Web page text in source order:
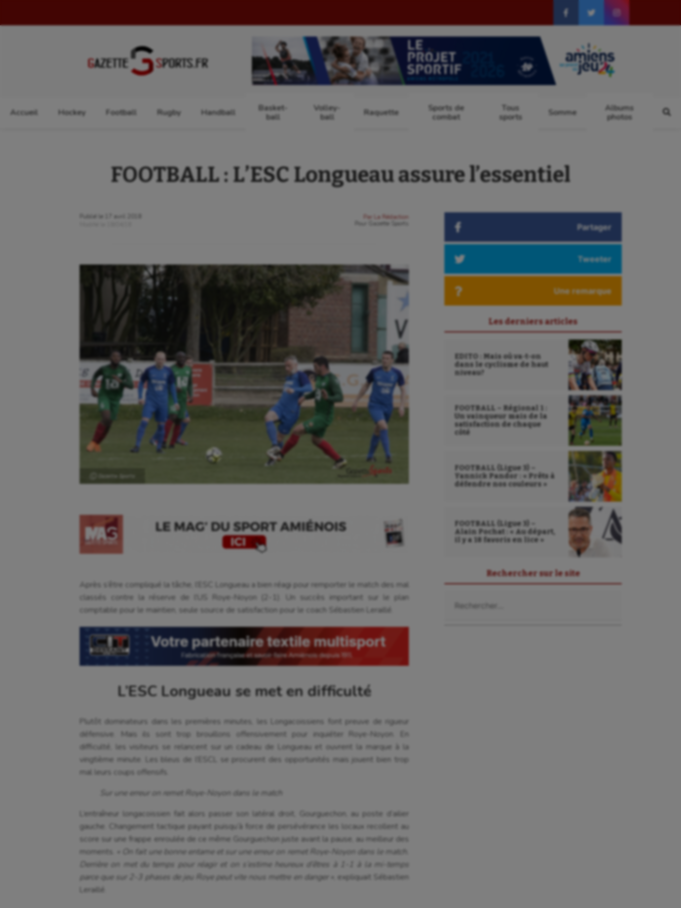
Accueil Hockey Football Rugby Handball
Basket-
ball
Volley-
ball
Raquette
Sports de
combat
Tous
sports
Somme
Albums
photos
FOOTBALL : L’ESC Longueau assure l’essentiel
Publié le
17 avril 2018
Par
La Rédaction
Gazette Sports
Après s’être compliqué la tâche, l’ESC Longueau a bien réagi pour remporter le match des mal
classés contre la réserve de l’US Roye-Noyon (2-1). Un succès important sur le plan
comptable pour le maintien, seule source de satisfaction pour le coach Sébastien Leraillé.
L’ESC Longueau se met en difficulté
Plutôt dominateurs dans les premières minutes, les Longacoissiens font preuve de rigueur
défensive. Mais ils sont trop brouillons offensivement pour inquiéter Roye-Noyon. En
difficulté, les visiteurs se relancent sur un cadeau de Longueau et ouvrent la marque à la
vingtième minute. Les bleus de l’ESCL se procurent des opportunités mais jouent bien trop
mal leurs coups offensifs.
Sur une erreur on remet Roye-Noyon dans le match
L’entraîneur longacoissien fait alors passer son latéral droit, Gourguechon, au poste d’ailier
gauche. Changement tactique payant puisqu’à force de persévérance les locaux recollent au
score sur une frappe enroulée de ce même Gourguechon juste avant la pause, au meilleur des
moments.
« On fait une bonne entame et sur une erreur on remet Roye-Noyon dans le match.
Derrière on met du temps pour réagir et on s’estime heureux d’êtres à 1-1 à la mi-temps
parce que sur 2-3 phases de jeu Roye peut vite nous mettre en danger »
, expliquait Sébastien
Leraillé.
Partager
Tweeter
Une remarque
Les derniers articles
EDITO : Mais où va-t-on
dans le cyclisme de haut
niveau?
FOOTBALL – Régional 1 :
Un vainqueur mais de la
satisfaction de chaque
côté
FOOTBALL (Ligue 3) –
Yannick Pandor : « Prêts à
défendre nos couleurs »
FOOTBALL (Ligue 3) –
Alain Pochat : « Au départ,
il y a 18 favoris en lice »
Rechercher sur le site